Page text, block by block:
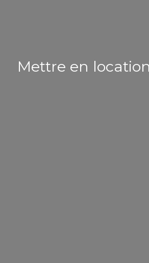
Mettre en